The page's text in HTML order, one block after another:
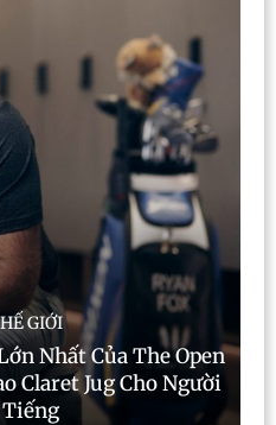
GIỚI
Nhất Của The Open
Claret Jug Cho Người